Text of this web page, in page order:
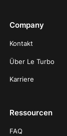
Company
Kontakt
Über Le Turbo
Karriere
Ressourcen
FAQ